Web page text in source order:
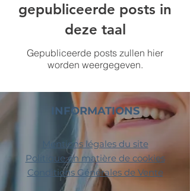
gepubliceerde posts in
deze taal
Gepubliceerde posts zullen hier
worden weergegeven.
INFORMATIONS
Mentions légales du site
Politique en matière de cookies
Conditions Générales de Vente